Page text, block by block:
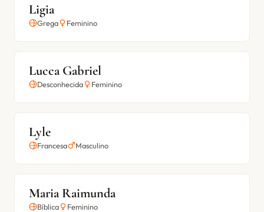
Ligia
Grega Feminino
Lucca Gabriel
Desconhecida Feminino
Lyle
Francesa Masculino
Maria Raimunda
Bíblica Feminino